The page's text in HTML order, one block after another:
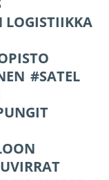
LOGISTIIKKA
SATEL